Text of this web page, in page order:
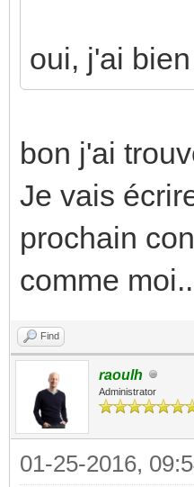
oui, j'ai
bon j'ai
Je vais
prochain
comme
Find
raoulh
Administrator
01-25-2016,